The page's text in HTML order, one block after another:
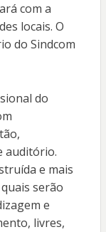
com a
locais. O
do Sindcom
do
auditório.
e mais
serão
e
livres,